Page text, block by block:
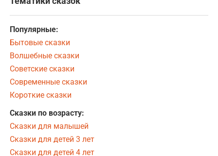
Популярные:
Бытовые сказки
Волшебные сказки
Советские сказки
Современные сказки
Короткие сказки
Сказки по возрасту:
Сказки для малышей
Сказки для детей 3 лет
Сказки для детей 4 лет